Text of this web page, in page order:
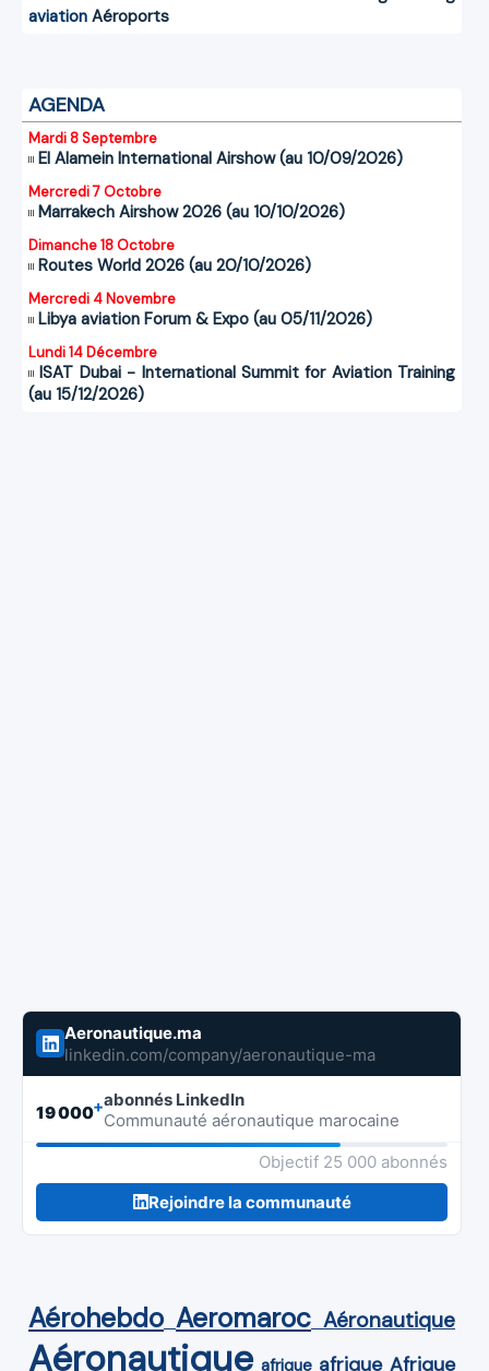
aviation Aéroports
AGENDA
Mardi 8 Septembre
El Alamein International Airshow (au 10/09/2026)
Mercredi 7 Octobre
Marrakech Airshow 2026 (au 10/10/2026)
Dimanche 18 Octobre
Routes World 2026 (au 20/10/2026)
Mercredi 4 Novembre
Libya aviation Forum & Expo (au 05/11/2026)
Lundi 14 Décembre
ISAT Dubai - International Summit for Aviation Training
(au 15/12/2026)
Aeronautique.ma
linkedin.com/company/aeronautique-ma
19 000+abonnés LinkedIn
Communauté aéronautique marocaine
Objectif 25 000 abonnés
Rejoindre la communauté
Aérohebdo Aeromaroc Aéronautique
Aéronautique afrique afrique Afrique